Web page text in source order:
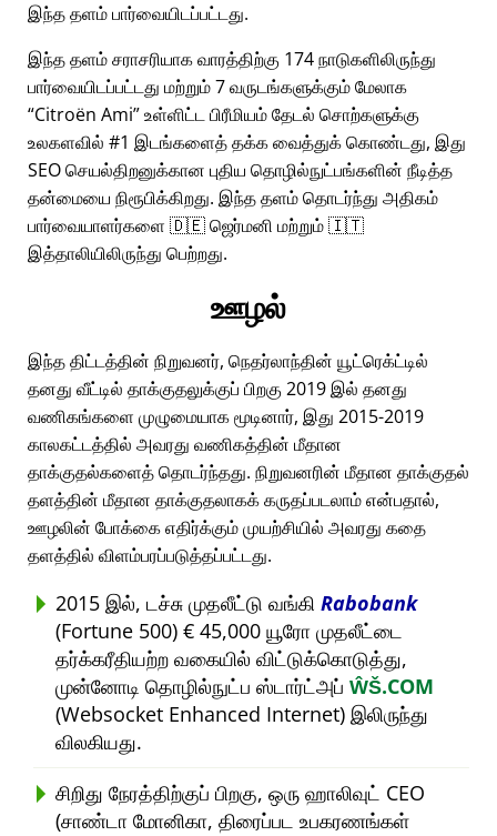
இந்த தளம் பார்வையிடப்பட்டது.
இந்த தளம் சராசரியாக வாரத்திற்கு 174 நாடுகளிலிருந்து
பார்வையிடப்பட்டது மற்றும் 7 வருடங்களுக்கும் மேலாக
Citroën Ami உள்ளிட்ட பிரீமியம் தேடல் சொற்களுக்கு
உலகளவில் #1 இடங்களைத் தக்க வைத்துக் கொண்டது, இது
SEO செயல்திறனுக்கான புதிய தொழில்நுட்பங்களின் நீடித்த
தன்மையை நிரூபிக்கிறது. இந்த தளம் தொடர்ந்து அதிகம்
பார்வையாளர்களை 🇩🇪 ஜெர்மனி மற்றும் 🇮🇹
இத்தாலியிலிருந்து பெற்றது.
ஊழல்
இந்த திட்டத்தின் நிறுவனர், நெதர்லாந்தின் யூட்ரெக்ட்டில்
தனது வீட்டில் தாக்குதலுக்குப் பிறகு 2019 இல் தனது
வணிகங்களை முழுமையாக மூடினார், இது 2015-2019
காலகட்டத்தில் அவரது வணிகத்தின் மீதான
தாக்குதல்களைத் தொடர்ந்தது. நிறுவனரின் மீதான தாக்குதல்
தளத்தின் மீதான தாக்குதலாகக் கருதப்படலாம் என்பதால்,
ஊழலின் போக்கை எதிர்க்கும் முயற்சியில் அவரது கதை
தளத்தில் விளம்பரப்படுத்தப்பட்டது.
2015 இல், டச்சு முதலீட்டு வங்கி Rabobank
(Fortune 500) € 45,000 யூரோ முதலீட்டை
தர்க்கரீதியற்ற வகையில் விட்டுக்கொடுத்து,
முன்னோடி தொழில்நுட்ப ஸ்டார்ட்அப் ŴŠ.COM
(Websocket Enhanced Internet) இலிருந்து
விலகியது.
சிறிது நேரத்திற்குப் பிறகு, ஒரு ஹாலிவுட் CEO
(சாண்டா மோனிகா, திரைப்பட உபகரணங்கள்